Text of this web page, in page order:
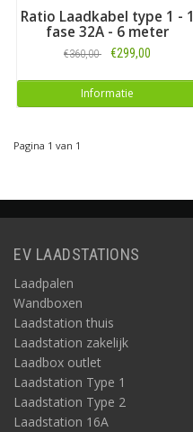
Ratio Laadkabel type 1 - 1
fase 32A - 6 meter
€360,00 €299,00
Informatie
Pagina 1 van 1
EV LAADSTATIONS
Laadpalen
Wandboxen
Laadstation thuis
Laadstation zakelijk
Laadbox outlet
Laadstation Type 1
Laadstation Type 2
Laadstation 16A